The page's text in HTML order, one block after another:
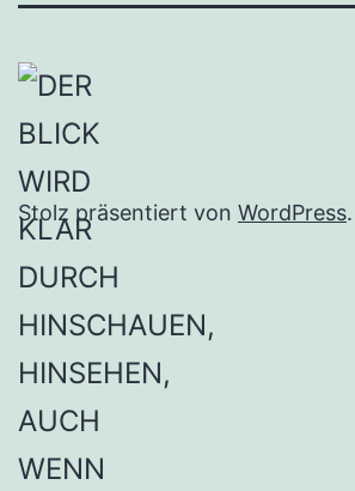
Stolz präsentiert von WordPress.